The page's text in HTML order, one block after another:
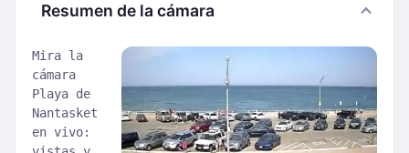
Resumen de la cámara
Mira la
cámara
Playa de
Nantasket
en vivo: